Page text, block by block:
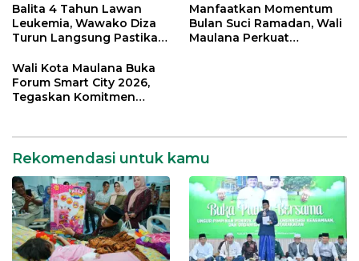
Balita 4 Tahun Lawan
Leukemia, Wawako Diza
Turun Langsung Pastikan
Manfaatkan Momentum
Bulan Suci Ramadan, Wali
Maulana Perkuat
Wali Kota Maulana Buka
Forum Smart City 2026,
Tegaskan Komitmen
Rekomendasi untuk kamu